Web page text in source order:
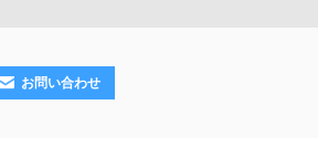
お問い合わせ